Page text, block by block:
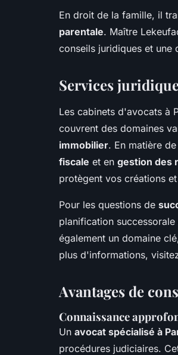
En droit de la famille, il
parentale. Maître
conseils juridiques et une
Services
Les cabinets d'avocats à
couvrent des domaines
immobilier. En matière
fiscale et en gestion des
protègent vos créations
Pour les questions de
planification
également un domaine
plus d'informations,
Avantages de
Connaissance
Un avocat spécialisé à
procédures judiciaires.